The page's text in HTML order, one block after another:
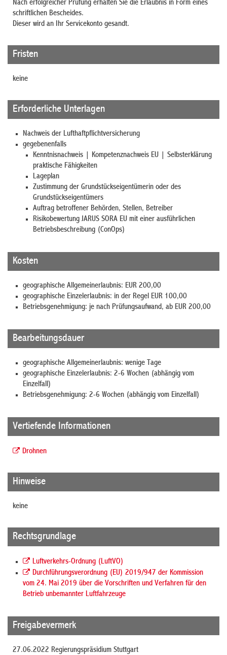
Nach erfolgreicher Prüfung erhalten Sie die Erlaubnis in Form eines
schriftlichen Bescheides.
Dieser wird an Ihr Servicekonto gesandt.
Fristen
keine
Erforderliche Unterlagen
Nachweis der Lufthaftpflichtversicherung
gegebenenfalls
Kenntnisnachweis | Kompetenznachweis EU | Selbsterklärung
praktische Fähigkeiten
Lageplan
Zustimmung der Grundstückseigentümerin oder des
Grundstückseigentümers
Auftrag betroffener Behörden, Stellen, Betreiber
Risikobewertung JARUS SORA EU mit einer ausführlichen
Betriebsbeschreibung (ConOps)
Kosten
geographische Allgemeinerlaubnis: EUR 200,00
geographische Einzelerlaubnis: in der Regel EUR 100,00
Betriebsgenehmigung: je nach Prüfungsaufwand, ab EUR 200,00
Bearbeitungsdauer
geographische Allgemeinerlaubnis: wenige Tage
geographische Einzelerlaubnis: 2-6 Wochen (abhängig vom
Einzelfall)
Betriebsgenehmigung: 2-6 Wochen (abhängig vom Einzelfall)
Vertiefende Informationen
Drohnen
Hinweise
keine
Rechtsgrundlage
Luftverkehrs-Ordnung (LuftVO)
Durchführungsverordnung (EU) 2019/947 der Kommission
vom 24. Mai 2019 über die Vorschriften und Verfahren für den
Betrieb unbemannter Luftfahrzeuge
Freigabevermerk
27.06.2022 Regierungspräsidium Stuttgart